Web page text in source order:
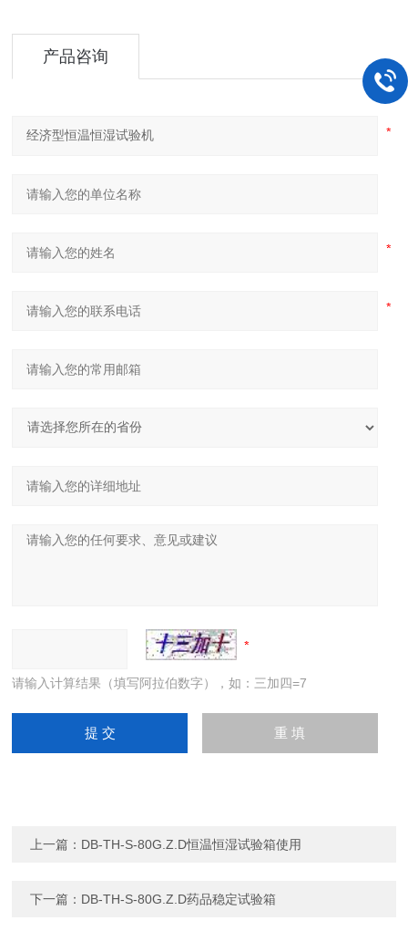
产品咨询
请输入计算结果（填写阿拉伯数字），如：三加四=7
上一篇： DB-TH-S-80G.Z.D恒温恒湿试验箱使用
下一篇： DB-TH-S-80G.Z.D药品稳定试验箱